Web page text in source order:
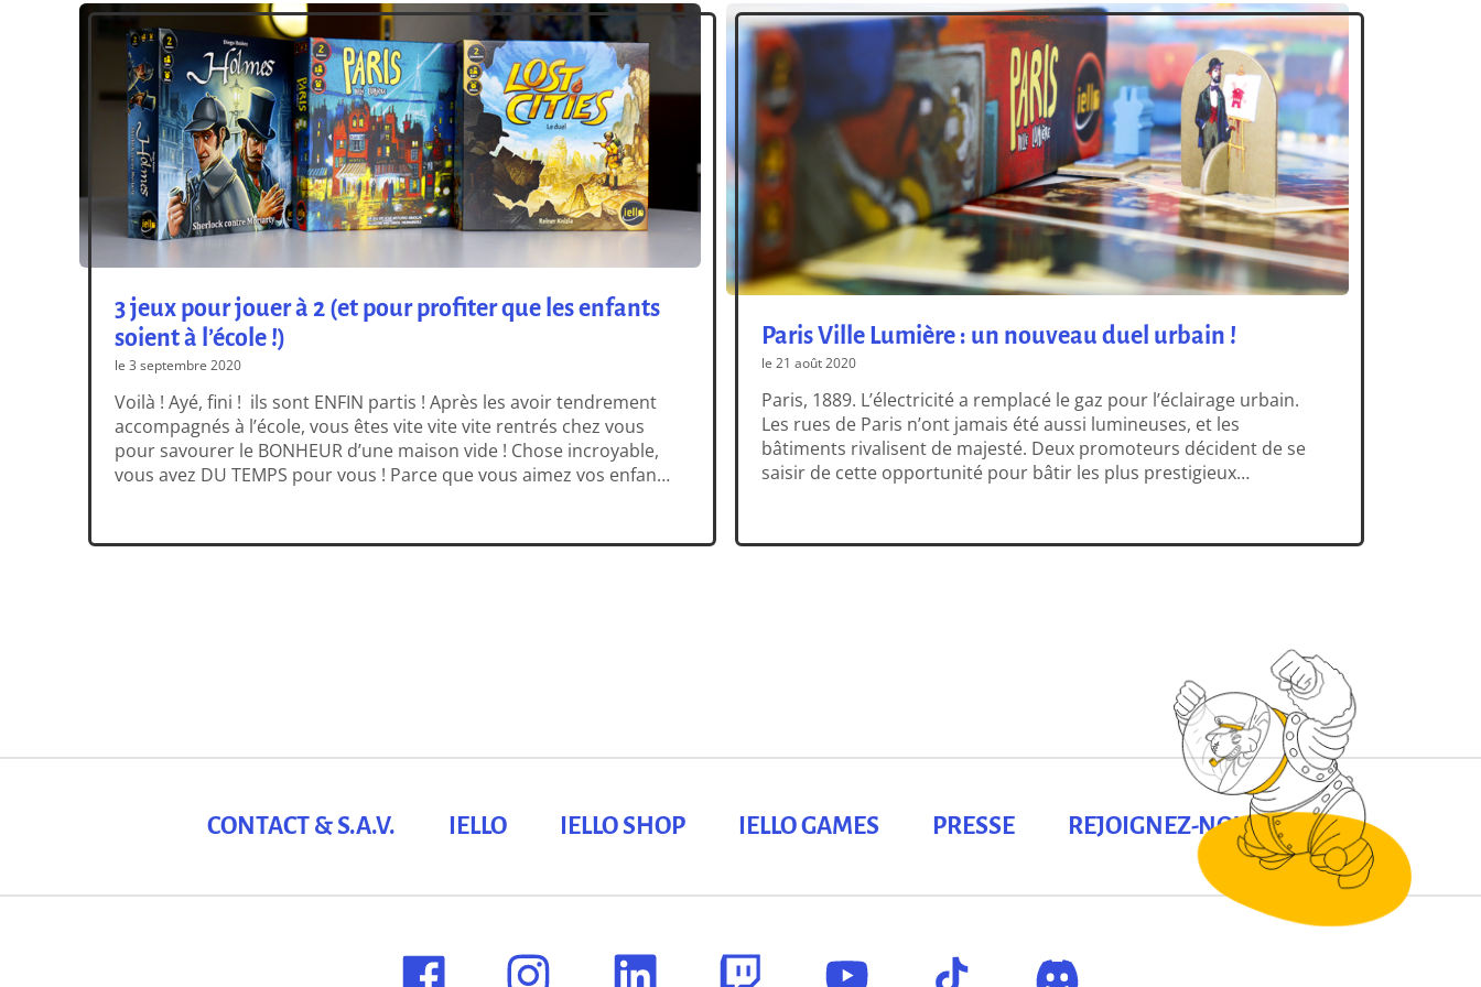
3 jeux pour jouer à 2 (et pour profiter que les enfants
soient à l’école !)
le 3 septembre 2020
Voilà ! Ayé, fini ! ils sont ENFIN partis ! Après les avoir tendrement
accompagnés à l’école, vous êtes vite vite vite rentrés chez vous
pour savourer le BONHEUR d’une maison vide ! Chose incroyable,
vous avez DU TEMPS pour vous ! Parce que vous aimez vos enfants
Paris Ville Lumière : un nouveau duel urbain !
le 21 août 2020
Paris, 1889. L’électricité a remplacé le gaz pour l’éclairage urbain.
Les rues de Paris n’ont jamais été aussi lumineuses, et les
bâtiments rivalisent de majesté. Deux promoteurs décident de se
saisir de cette opportunité pour bâtir les plus prestigieux
CONTACT & S.A.V. IELLO IELLO SHOP IELLO GAMES PRESSE REJOIGNEZ-NOUS !